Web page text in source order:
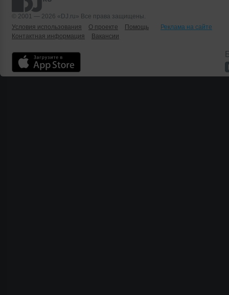
© 2001 — 2026 «DJ.ru» Все права защищены.
Условия использования
О проекте Помощь
Реклама на сайте
Контактная информация
Вакансии